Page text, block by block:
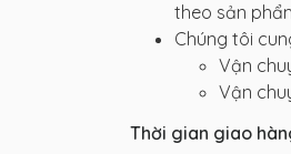
theo sản
Chúng tôi
Vận
Vận
Thời gian giao